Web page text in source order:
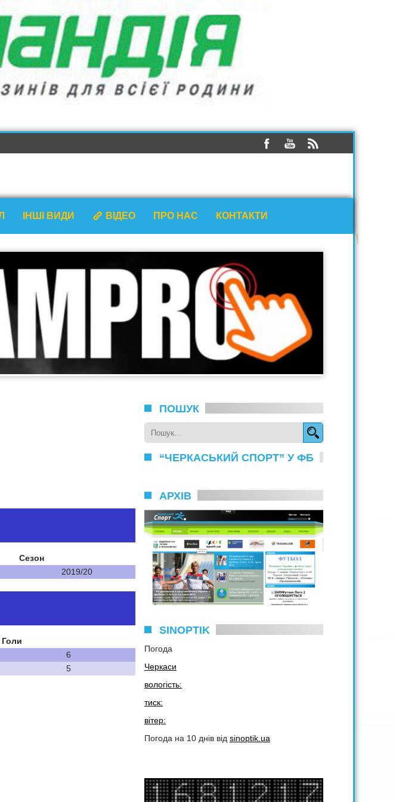
ІНШІ ВИДИ ВІДЕО ПРО НАС КОНТАКТИ
Сезон
2019/20
Голи
6
5
ПОШУК
“ЧЕРКАСЬКИЙ СПОРТ” У ФБ
АРХІВ
SINOPTIK
Погода
Черкаси
вологість:
тиск:
вітер:
Погода на 10 днів від sinoptik.ua